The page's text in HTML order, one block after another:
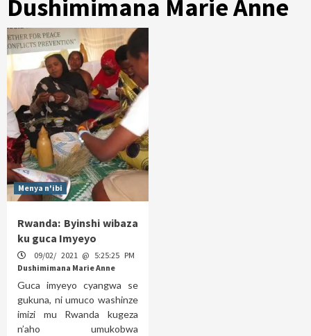
Dushimimana Marie Anne
Menya n'ibi
Rwanda: Byinshi wibaza
ku guca Imyeyo
09/02/ 2021 @ 5:25:25 PM
Dushimimana Marie Anne
Guca imyeyo cyangwa se
gukuna, ni umuco washinze
imizi mu Rwanda kugeza
n’aho umukobwa